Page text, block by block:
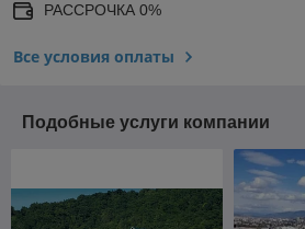
РАССРОЧКА 0%
Все условия оплаты
Подобные услуги компании